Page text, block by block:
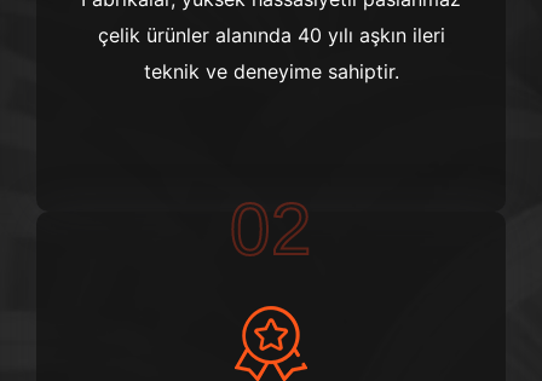
çelik ürünler alanında 40 yılı aşkın ileri
teknik ve deneyime sahiptir.
02